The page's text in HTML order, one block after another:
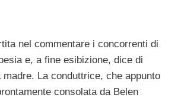
nel commentare i concorrenti di
e, a fine esibizione, dice di
La conduttrice, che appunto
consolata da Belen